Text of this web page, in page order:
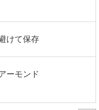
、
要・仏事・弔事といった
です。
引き菓子・
けて保存
ーモンド